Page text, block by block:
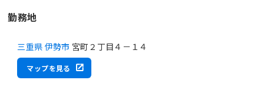
勤務地
三重県 伊勢市 宮町２丁目４－１４
マップを見る